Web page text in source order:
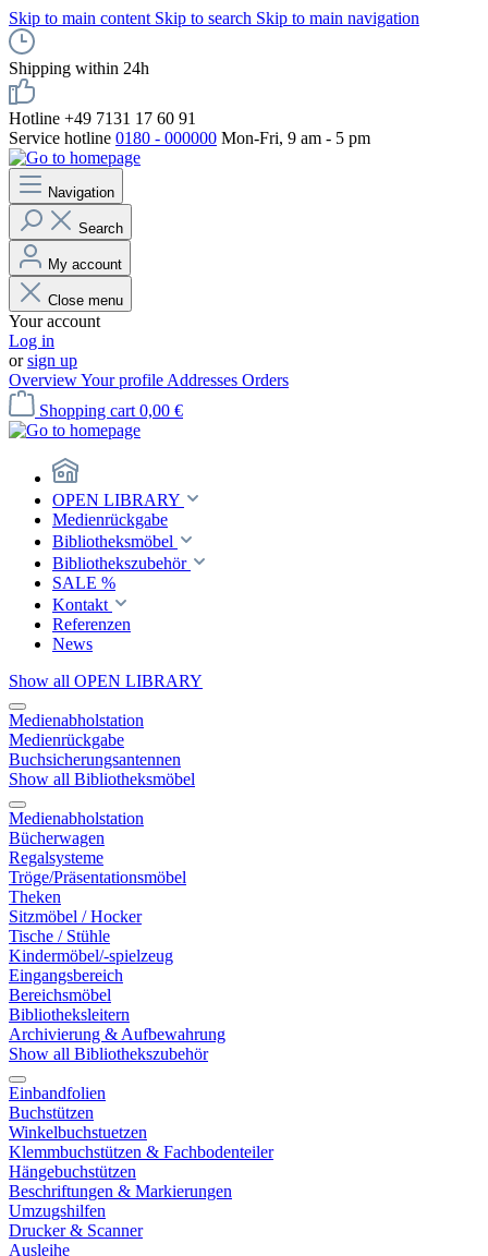
Skip to main content Skip to search Skip to main navigation
Shipping within 24h
Hotline +49 7131 17 60 91
Service hotline 0180 - 000000 Mon-Fri, 9 am - 5 pm
Navigation
Search
My account
Close menu
Your account
Log in
orsign up
OverviewYour profile Addresses Orders
Shopping cart 0,00 €
OPEN LIBRARY
Medienrückgabe
Bibliotheksmöbel
Bibliothekszubehör
SALE %
Kontakt
Referenzen
News
Show all OPEN LIBRARY
Medienabholstation
Medienrückgabe
Buchsicherungsantennen
Show all Bibliotheksmöbel
Medienabholstation
Bücherwagen
Regalsysteme
Tröge/Präsentationsmöbel
Theken
Sitzmöbel / Hocker
Tische / Stühle
Kindermöbel/-spielzeug
Eingangsbereich
Bereichsmöbel
Bibliotheksleitern
Archivierung & Aufbewahrung
Show all Bibliothekszubehör
Einbandfolien
Buchstützen
Winkelbuchstuetzen
Klemmbuchstützen & Fachbodenteiler
Hängebuchstützen
Beschriftungen & Markierungen
Umzugshilfen
Drucker & Scanner
Ausleihe